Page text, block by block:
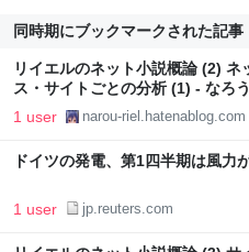
同時期にブックマークされた記事
リイエルのネット小説概論 (2)
ス・サイトごとの分析 (1) - なろ
1 user narou-riel.hatenablog.com
ドイツの発電、第1四半期は風
1 user jp.reuters.com